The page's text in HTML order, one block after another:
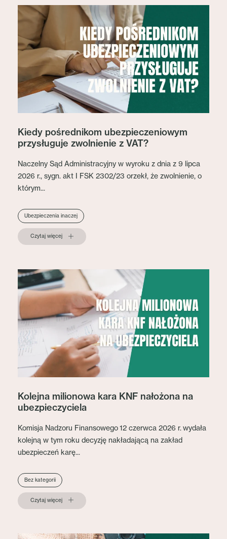
Kiedy pośrednikom ubezpieczeniowym
przysługuje zwolnienie z VAT?
Naczelny Sąd Administracyjny w wyroku z dnia z 9 lipca
2026 r., sygn. akt I FSK 2302/23 orzekł, że zwolnienie, o
którym...
Ubezpieczenia inaczej
Czytaj więcej
Kolejna milionowa kara KNF nałożona na
ubezpieczyciela
Komisja Nadzoru Finansowego 12 czerwca 2026 r. wydała
kolejną w tym roku decyzję nakładającą na zakład
ubezpieczeń karę...
Bez kategorii
Czytaj więcej